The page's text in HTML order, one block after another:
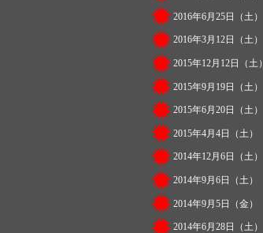
2016年6月25日（土）
2016年3月12日（土）
2015年12月12日（土）
2015年9月19日（土）
2015年6月20日（土）
2015年4月4日（土）
2014年12月6日（土）
2014年9月6日（土）
2014年9月5日（金）
2014年6月28日（土）